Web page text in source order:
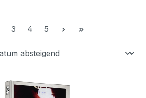
Seite
3 Seite
4 Seite
5